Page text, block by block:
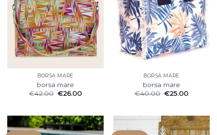
BORSA MARE
borsa mare
€42.00 €26.00
BORSA MARE
borsa mare
€40.00 €25.00